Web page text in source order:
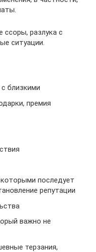
разлука с
ситуации.
близкими
премия
которыми последует
репутации
важно не
терзания,